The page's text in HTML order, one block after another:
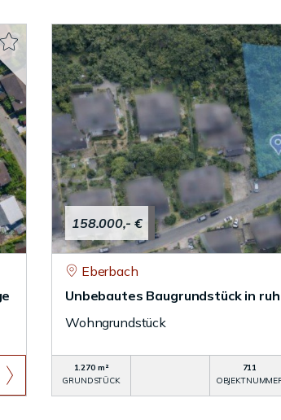
158.000,- €
Eberbach
Unbebautes Baugrundstück in
Wohngrundstück
1.270 m²
GRUNDSTÜCK
711